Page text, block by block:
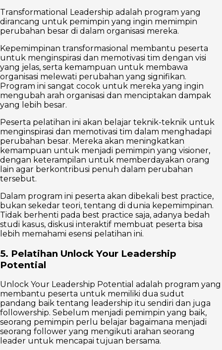
Transformational Leadership adalah program yang
dirancang untuk pemimpin yang ingin memimpin
perubahan besar di dalam organisasi mereka.
Kepemimpinan transformasional membantu peserta
untuk menginspirasi dan memotivasi tim dengan visi
yang jelas, serta kemampuan untuk membawa
organisasi melewati perubahan yang signifikan.
Program ini sangat cocok untuk mereka yang ingin
mengubah arah organisasi dan menciptakan dampak
yang lebih besar.
Peserta pelatihan ini akan belajar teknik-teknik untuk
menginspirasi dan memotivasi tim dalam menghadapi
perubahan besar. Mereka akan meningkatkan
kemampuan untuk menjadi pemimpin yang visioner,
dengan keterampilan untuk memberdayakan orang
lain agar berkontribusi penuh dalam perubahan
tersebut.
Dalam program ini peserta akan dibekali best practice,
bukan sekedar teori, tentang di dunia kepemimpinan.
Tidak berhenti pada best practice saja, adanya bedah
studi kasus, diskusi interaktif membuat peserta bisa
lebih memahami esensi pelatihan ini.
5. Pelatihan Unlock Your Leadership
Potential
Unlock Your Leadership Potential adalah program yang
membantu peserta untuk memiliki dua sudut
pandang baik tentang leadership itu sendiri dan juga
followership. Sebelum menjadi pemimpin yang baik,
seorang pemimpin perlu belajar bagaimana menjadi
seorang follower yang mengikuti arahan seorang
leader untuk mencapai tujuan bersama.